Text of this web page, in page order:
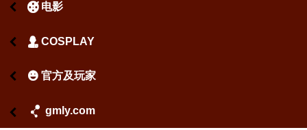
󰉾 电影
󰄋 COSPLAY
󰄳 官方及玩家
gmly.com